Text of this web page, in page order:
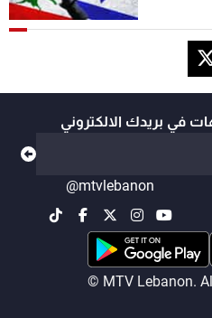
في بريدك الالكتروني
@mtvlebanon
© MTV Lebanon.